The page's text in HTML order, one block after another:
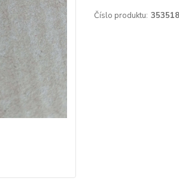
Číslo produktu: